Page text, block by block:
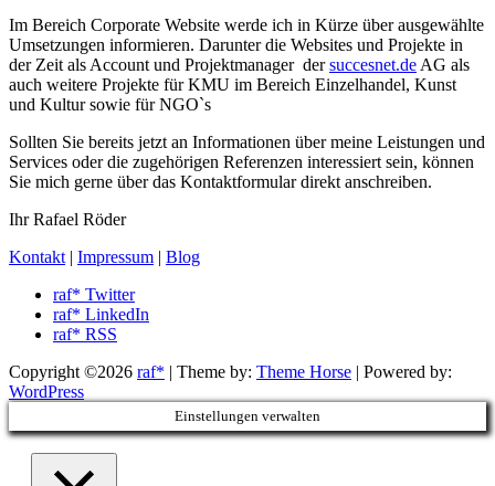
Im Bereich Corporate Website werde ich in Kürze über ausgewählte
Umsetzungen informieren. Darunter die Websites und Projekte in
der Zeit als Account und Projektmanager dersuccesnet.de AG als
auch weitere Projekte für KMU im Bereich Einzelhandel, Kunst
und Kultur sowie für NGO`s
Sollten Sie bereits jetzt an Informationen über meine Leistungen und
Services oder die zugehörigen Referenzen interessiert sein, können
Sie mich gerne über das Kontaktformular direkt anschreiben.
Ihr Rafael Röder
Kontakt | Impressum | Blog
raf* Twitter
raf* LinkedIn
raf* RSS
Copyright ©2026 raf* | Theme by: Theme Horse | Powered by:
WordPress
Einstellungen verwalten